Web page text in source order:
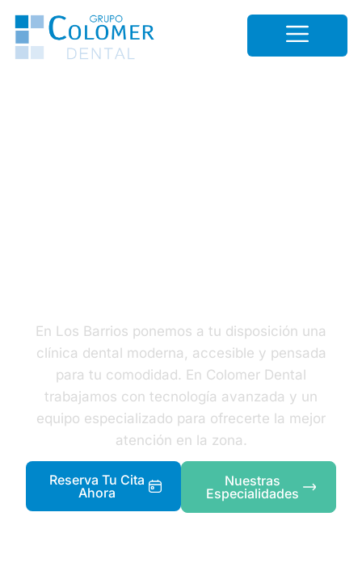
En Los Barrios ponemos a tu disposición una
clínica dental moderna, accesible y pensada
para tu comodidad. En Colomer Dental
trabajamos con tecnología avanzada y un
equipo especializado para ofrecerte la mejor
atención en la zona.
Reserva Tu Cita
Ahora
Nuestras
Especialidades